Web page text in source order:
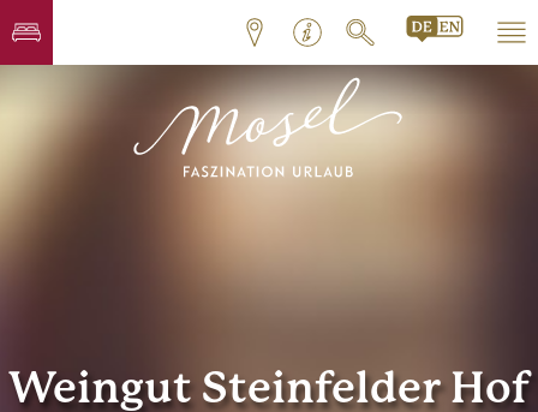
Weingut Steinfelder Hof